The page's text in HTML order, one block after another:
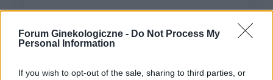
Forum Ginekologiczne - Do Not Process My
Personal Information
If you wish to opt-out of the sale, sharing to third parties, or
Dodam , że trochę spędziłam czasu. Co to
może być ?? . Liczę na pozytywne komentarze ,
z góry dzięki. Czasami mogę nie odpisywać ,